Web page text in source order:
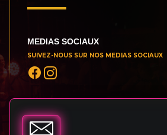
MEDIAS SOCIAUX
SUIVEZ-NOUS SUR NOS MEDIAS SOCIAUX